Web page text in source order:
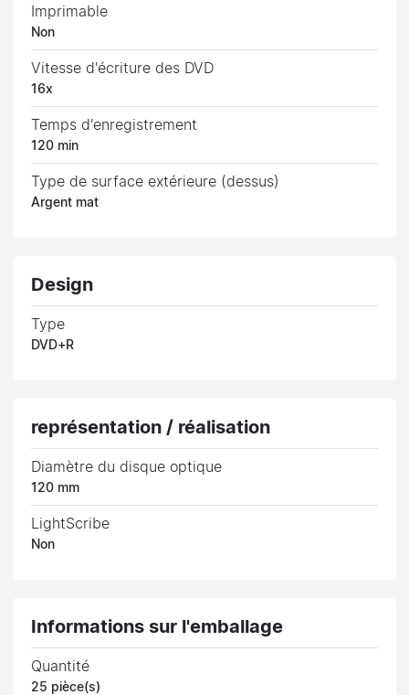
Imprimable
Non
Vitesse d'écriture des DVD
16x
Temps d'enregistrement
120 min
Type de surface extérieure (dessus)
Argent mat
Design
Type
DVD+R
représentation / réalisation
Diamètre du disque optique
120 mm
LightScribe
Non
Informations sur l'emballage
Quantité
25 pièce(s)